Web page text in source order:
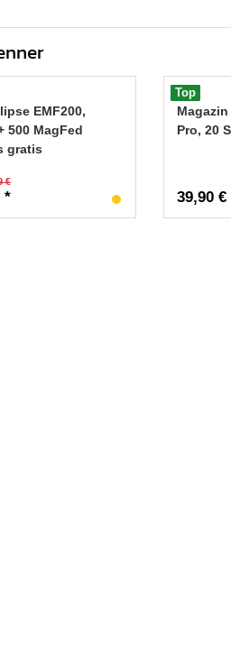
EMF200,
500 MagFed
gratis
€
*
Top
Pro, 20
39,90 €